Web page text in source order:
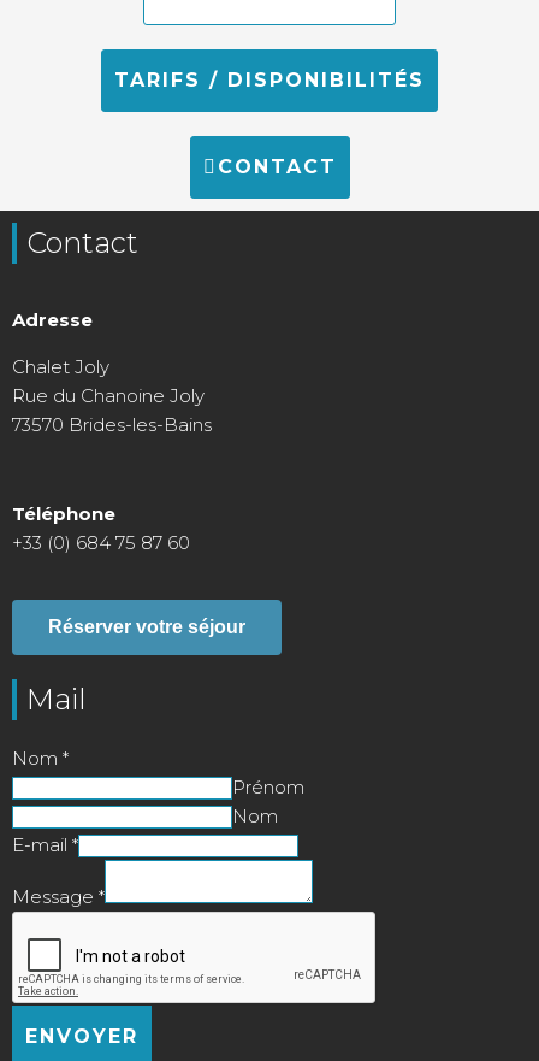
TARIFS / DISPONIBILITÉS
CONTACT
Contact
Adresse
Chalet Joly
Rue du Chanoine Joly
73570 Brides-les-Bains
Téléphone
+33 (0) 684 75 87 60
Réserver votre séjour
Mail
Nom *
Prénom
Nom
E-mail *
Message *
ENVOYER